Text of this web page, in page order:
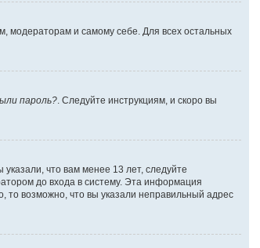
модераторам и самому себе. Для всех остальных
пароль?. Следуйте инструкциям, и скоро вы
что вам менее 13 лет, следуйте
до входа в систему. Эта информация
возможно, что вы указали неправильный адрес